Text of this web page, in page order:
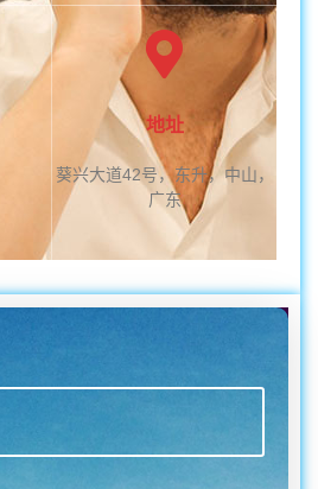
地址
葵兴大道42号，东升，中山，
广东